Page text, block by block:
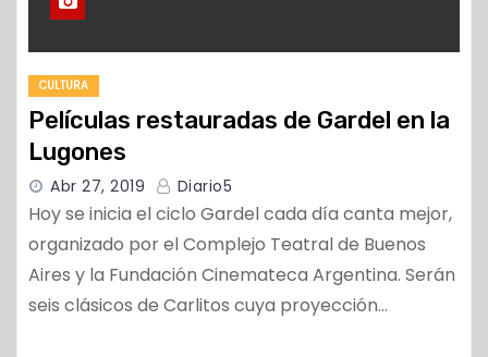
CULTURA
Películas restauradas de Gardel en la
Lugones
Abr 27, 2019 Diario5
Hoy se inicia el ciclo Gardel cada día canta mejor,
organizado por el Complejo Teatral de Buenos
Aires y la Fundación Cinemateca Argentina. Serán
seis clásicos de Carlitos cuya proyección…